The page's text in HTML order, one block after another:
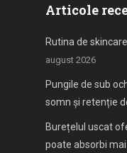
Articole
Rutina de
august 2026
Pungile de sub
somn și retenție
Burețelul uscat
poate absorbi